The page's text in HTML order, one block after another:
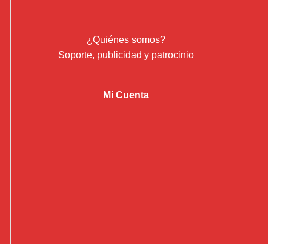
¿Quiénes somos?
Soporte, publicidad y patrocinio
Mi Cuenta